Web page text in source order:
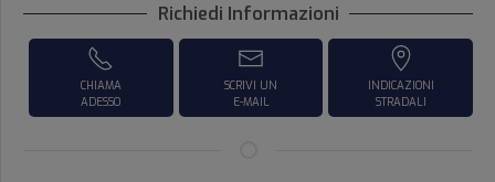
Richiedi Informazioni
CHIAMA
ADESSO
SCRIVI UN
E-MAIL
INDICAZIONI
STRADALI